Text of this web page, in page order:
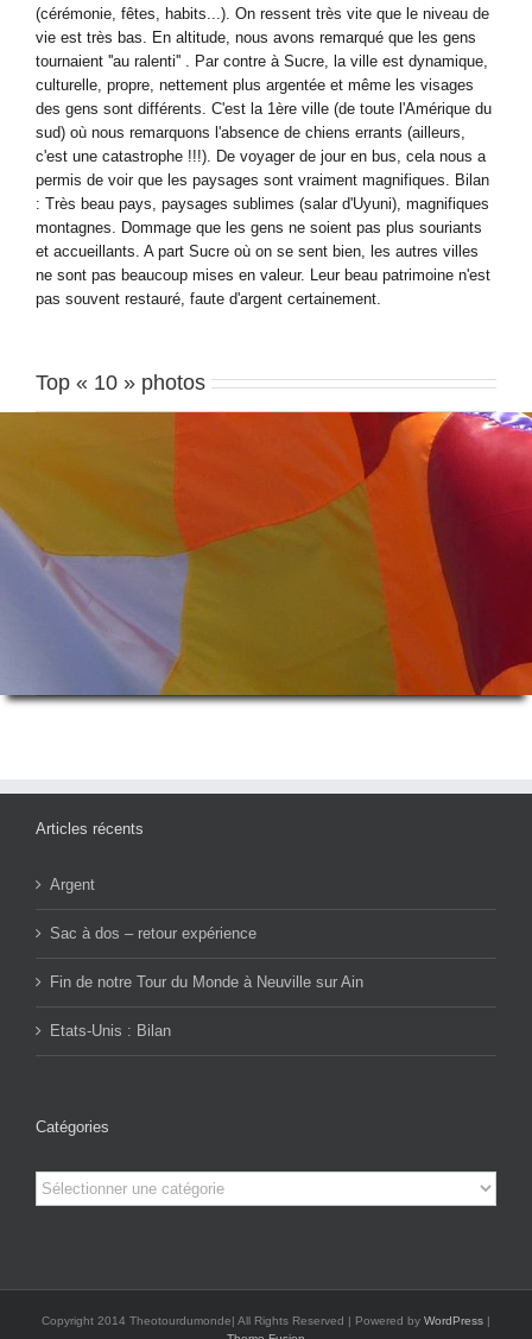
(cérémonie, fêtes, habits...). On ressent très vite que le niveau de
vie est très bas. En altitude, nous avons remarqué que les gens
tournaient ''au ralenti'' . Par contre à Sucre, la ville est dynamique,
culturelle, propre, nettement plus argentée et même les visages
des gens sont différents. C'est la 1ère ville (de toute l'Amérique du
sud) où nous remarquons l'absence de chiens errants (ailleurs,
c'est une catastrophe !!!). De voyager de jour en bus, cela nous a
permis de voir que les paysages sont vraiment magnifiques. Bilan
: Très beau pays, paysages sublimes (salar d'Uyuni), magnifiques
montagnes. Dommage que les gens ne soient pas plus souriants
et accueillants. A part Sucre où on se sent bien, les autres villes
ne sont pas beaucoup mises en valeur. Leur beau patrimoine n'est
pas souvent restauré, faute d'argent certainement.
Top « 10 » photos
Articles récents
Argent
Sac à dos – retour expérience
Fin de notre Tour du Monde à Neuville sur Ain
Etats-Unis : Bilan
Catégories
Catégories
Copyright 2014 Theotourdumonde| All Rights Reserved | Powered by WordPress |